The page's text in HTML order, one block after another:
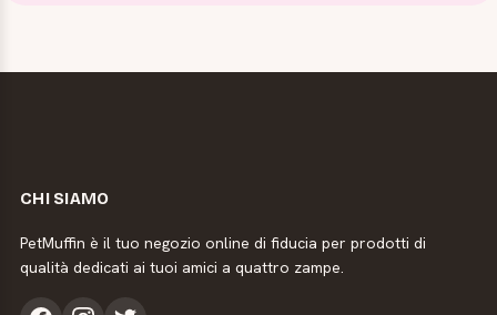
CHI SIAMO
PetMuffin è il tuo negozio online di fiducia per prodotti di
qualità dedicati ai tuoi amici a quattro zampe.